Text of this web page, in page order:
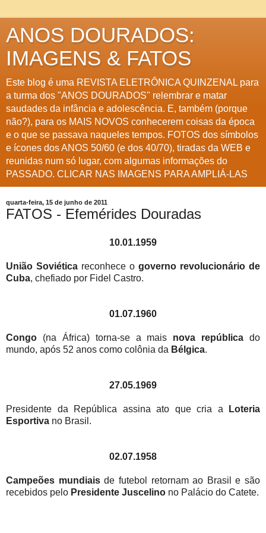
ANOS DOURADOS:
IMAGENS & FATOS
Este blog é uma REVISTA ELETRÔNICA QUINZENAL para
a turma dos "ANOS DOURADOS" relembrar e matar
saudades da infância e adolescência. E, também (porque
não?), para os MAIS NOVOS conhecerem coisas da época
e o que se passava naqueles tempos. FOTOS dos símbolos
e ícones dos ANOS 50/60 (e dos 40/70), tiradas da WEB e
reunidas num só lugar, com algumas informações do
PASSADO. CLICAR NAS IMAGENS PARA AMPLIÁ-LAS
quarta-feira, 15 de junho de 2011
FATOS - Efemérides Douradas
10.01.1959
União Soviética reconhece o governo revolucionário de
Cuba, chefiado por Fidel Castro.
01.07.1960
Congo (na África) torna-se a mais nova república do
mundo, após 52 anos como colônia da Bélgica.
27.05.1969
Presidente da República assina ato que cria a
Loteria
Esportiva no Brasil.
02.07.1958
Campeões mundiaisde futebol retornam ao Brasil e são
recebidos pelo Presidente Juscelino no Palácio do Catete.